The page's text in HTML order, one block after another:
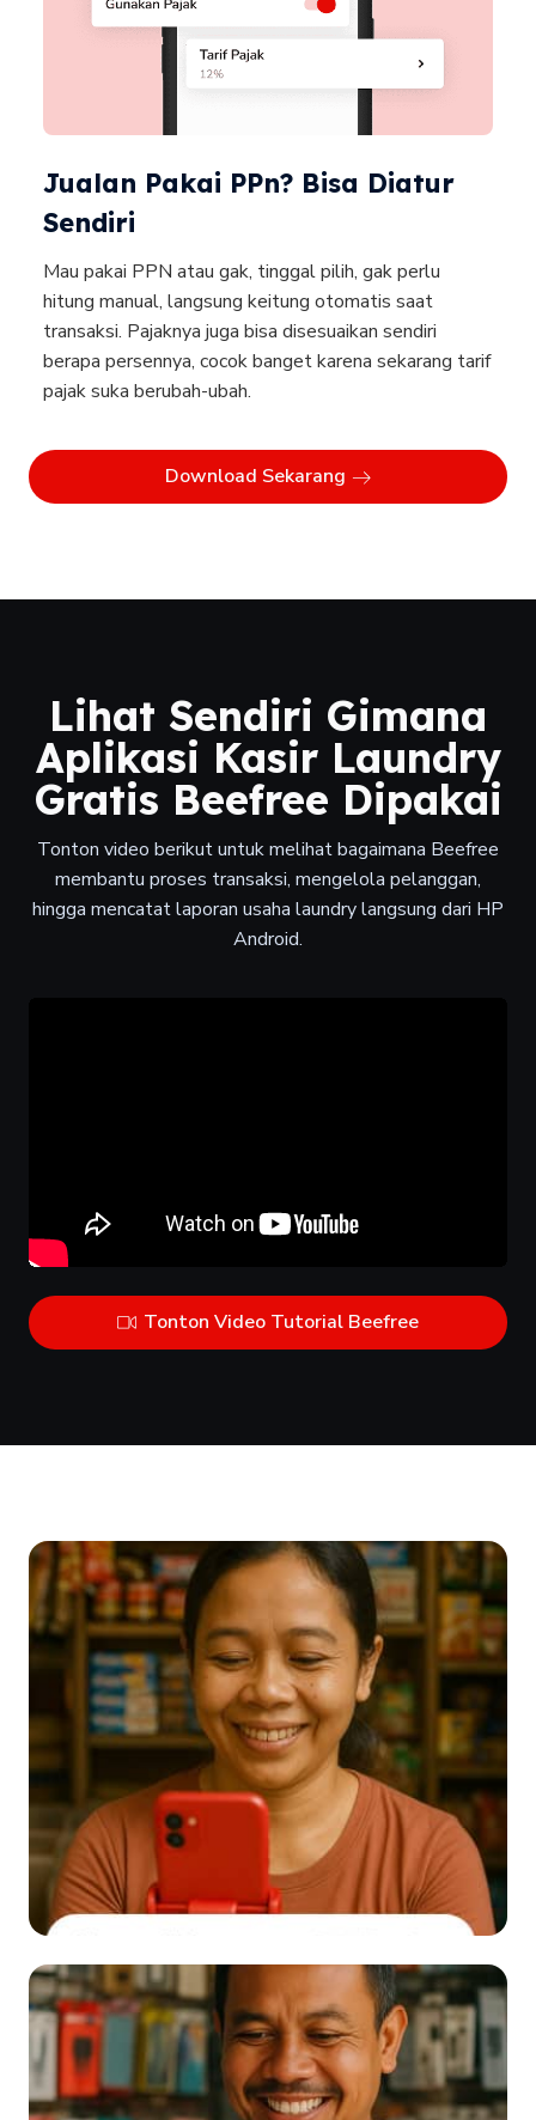
Jualan Pakai PPn? Bisa Diatur
Sendiri
Mau pakai PPN atau gak, tinggal pilih, gak perlu
hitung manual, langsung keitung otomatis saat
transaksi. Pajaknya juga bisa disesuaikan sendiri
berapa persennya, cocok banget karena sekarang tarif
pajak suka berubah-ubah.
Download Sekarang
Lihat Sendiri Gimana
Aplikasi Kasir Laundry
Gratis Beefree Dipakai
Tonton video berikut untuk melihat bagaimana Beefree
membantu proses transaksi, mengelola pelanggan,
hingga mencatat laporan usaha laundry langsung dari HP
Android.
Tonton Video Tutorial Beefree